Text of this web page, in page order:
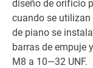
diseño de orificio
cuando se
de piano se
barras de empuje
M8 a 10—32 UNF.